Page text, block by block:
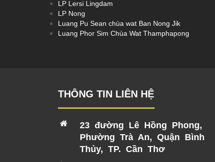
LP Lersi Lingdam
LP Nong
Luang Pu Sean chùa wat Ban Nong Jik
Luang Phor Sim Chùa Wat Thamphapong
THÔNG TIN LIÊN HỆ
23 đường Lê Hồng Phong,
Phường Trà An, Quận Bình
Thủy, TP. Cần Thơ